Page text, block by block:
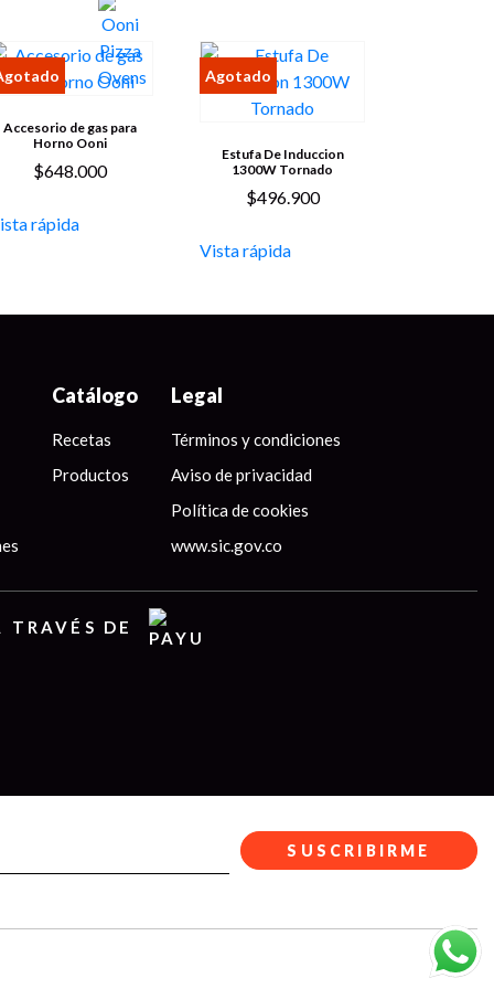
Accesorio de gas para
Horno Ooni
$648.000
rápida
Estufa De Induccion
1300W Tornado
$496.900
Vista rápida
Catálogo
Recetas
Productos
Legal
Términos y condiciones
Aviso de privacidad
Política de cookies
www.sic.gov.co
TRAVÉS DE